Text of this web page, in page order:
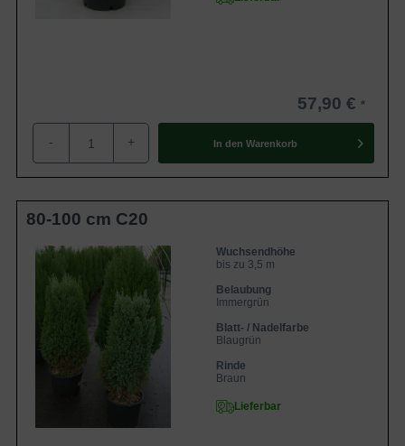
57,90 €
- + In den Warenkorb
80-100 cm C20
Wuchsendhöhe
bis zu 3,5 m
Belaubung
Immergrün
Blatt- / Nadelfarbe
Blaugrün
Rinde
Braun
Lieferbar